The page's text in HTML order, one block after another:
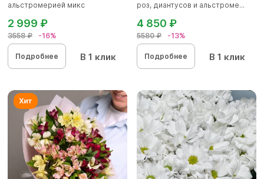
альстромерией микс
3558 ₽ -16%
2 999 ₽
Подробнее В 1 клик
роз, диантусов и альстроме...
5580 ₽ -13%
4 850 ₽
Подробнее В 1 клик